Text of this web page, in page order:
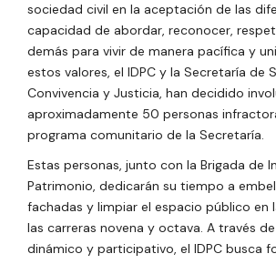
sociedad civil en la aceptación de las
capacidad de abordar, reconocer,
demás para vivir de manera pacífica y
estos valores, el IDPC y la Secretaría de
Convivencia y Justicia, han decidido
aproximadamente 50 personas
programa comunitario de la Secretaría.
Estas personas, junto con la Brigada de
Patrimonio, dedicarán su tiempo a
fachadas y limpiar el espacio público en
las carreras novena y octava. A través
dinámico y participativo, el IDPC busca